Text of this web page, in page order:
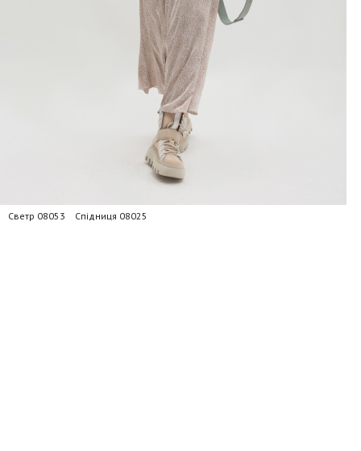
Светр 08053 Спідниця 08025